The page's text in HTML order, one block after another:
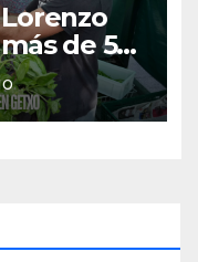
de 50
Vasco